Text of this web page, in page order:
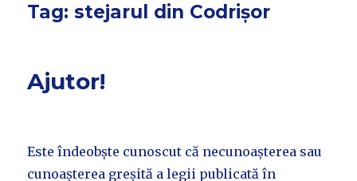
Tag:stejarul din Codrișor
Ajutor!
Este îndeobște cunoscut că necunoașterea sau
cunoașterea greșită a legii publicată în